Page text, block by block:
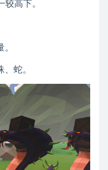
较高下。
蛇。